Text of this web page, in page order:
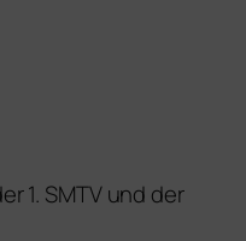
1. SMTV und der